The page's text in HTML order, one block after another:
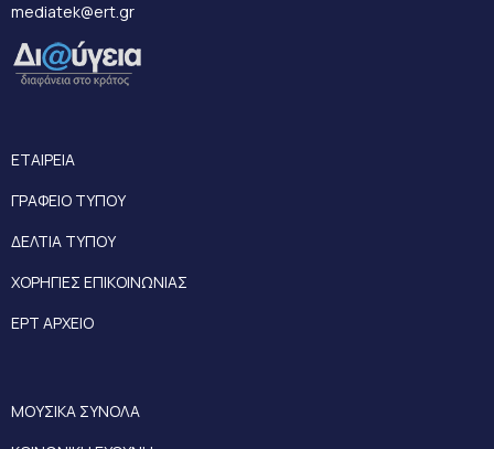
mediatek@ert.gr
ΕΤΑΙΡΕΙΑ
ΓΡΑΦΕΙΟ ΤΥΠΟΥ
ΔΕΛΤΙΑ ΤΥΠΟΥ
ΧΟΡΗΓΙΕΣ ΕΠΙΚΟΙΝΩΝΙΑΣ
ΕΡΤ ΑΡΧΕΙΟ
ΜΟΥΣΙΚΑ ΣΥΝΟΛΑ